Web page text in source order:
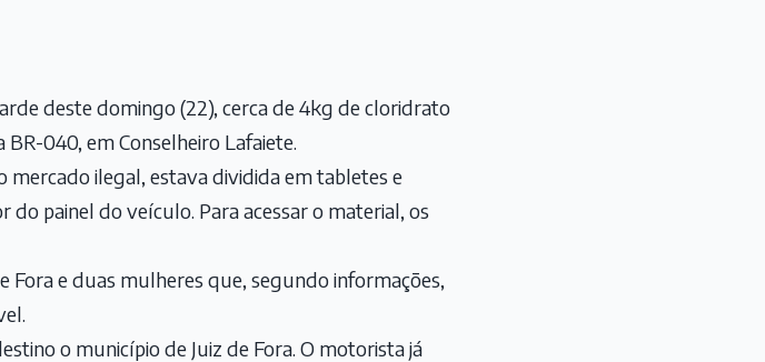
deste domingo (22), cerca de 4kg de cloridrato
040, em Conselheiro Lafaiete.
ilegal, estava dividida em tabletes e
painel do veículo. Para acessar o material, os
e duas mulheres que, segundo informações,
o município de Juiz de Fora. O motorista já